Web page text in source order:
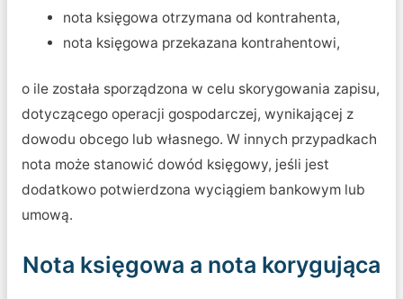
nota księgowa otrzymana od kontrahenta,
nota księgowa przekazana kontrahentowi,
o ile została sporządzona w celu skorygowania zapisu,
dotyczącego operacji gospodarczej, wynikającej z
dowodu obcego lub własnego. W innych przypadkach
nota może stanowić dowód księgowy, jeśli jest
dodatkowo potwierdzona wyciągiem bankowym lub
umową.
Nota księgowa a nota korygująca